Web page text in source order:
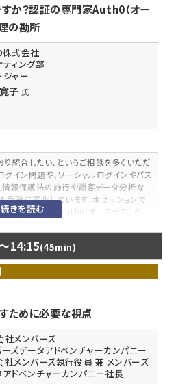
者様、Eコマース担当者様
先進的な企業のSNSマーケティング・Eコ
策を知ることができます。
ン会社からecbeing社に入社。アパレル・
ドのECサイト構築および運用支援のコン
えるプロジェクトに参画。2017年より新
室に異動し特定企業のデジタル活用支
ティングプラットフォーム“visumo”の事
販売を中心としたグローバル推進を担
設立と共に取締役に就任。サービ
ける次世代のビジュアルマーケティング
か？認証の専門家Auth0（オー
の勘所
式会社
ィング部
ャー
子 氏
統合したい、というご相談を多くいただ
グイン問題や、ソーシャルログインやパス
情報保護法の施行や顧客データ分析な
急速に変化しています。本セッションで
き合っているAuth0（オースゼロ）が、
、またグローバル大手IT調査会社に
BtoBだけでなく、BtoCや開発者向けの
続きを読む
〜14:15(45min)
ために必要な視点
社メンバーズ
ーズデータアドベンチャーカンパニー
社メンバーズ執行役員 兼 メンバーズ
アドベンチャーカンパニー社長